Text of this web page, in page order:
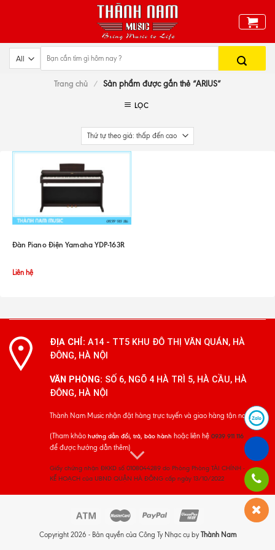
Trang chủ / Sản phẩm được gắn thẻ “ARIUS”
LỌC
Đàn Piano Điện Yamaha YDP-163R
Liên hệ
ĐỊA CHỈ: A14 - TT5 KHU ĐÔ THỊ VĂN QUÁN, HÀ
ĐÔNG, HÀ NỘI
VĂN PHÒNG: SỐ 6, NGÕ 4 HÀ TRÌ 5, HÀ CẦU, HÀ
ĐÔNG, HÀ NỘI
Thành Nam Music nhận đặt hàng trực tuyến và giao hàng tận nơi
(Tham khảo hướng dẫn đổi, trả, bảo hành hoặc liên hệ 0939 911 116
để được hướng dẫn thêm)
Giấy chứng nhận ĐKKD số 0108044289 do Phòng Phòng TÀI CHÍNH -
KẾ HOẠCH của UBND QUẬN HÀ ĐÔNG cấp ngày 13/10/2022
Copyright 2026 - Bản quyền của Công Ty Nhạc cụ by Thành Nam